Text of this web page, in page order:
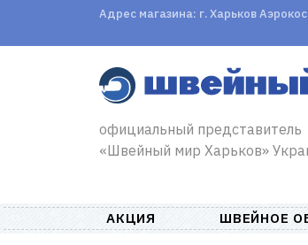
Адрес магазина: г. Харьков
официальный представитель
«Швейный мир Харьков»
АКЦИЯ ШВЕЙНОЕ